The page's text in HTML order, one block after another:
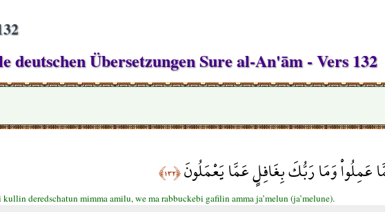
deutschen Übersetzungen Sure al-An'ām - Vers 132
وَمَا رَبُّكَ بِغَافِلٍ عَمَّا يَعْمَلُونَ﴿١٣٢﴾
deredschatun mimma amilu, we ma rabbuckebi gafilin amma ja’melun (ja’melune).